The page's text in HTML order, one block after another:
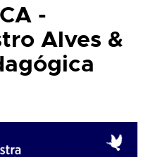
-
Alves &